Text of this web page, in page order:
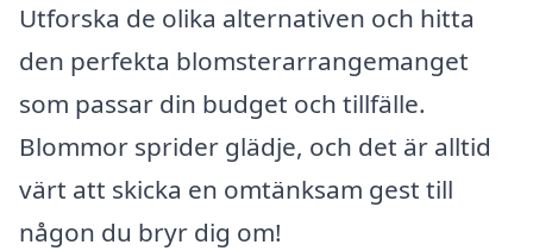
Utforska de olika alternativen och hitta
den perfekta blomsterarrangemanget
som passar din budget och tillfälle.
Blommor sprider glädje, och det är alltid
värt att skicka en omtänksam gest till
någon du bryr dig om!